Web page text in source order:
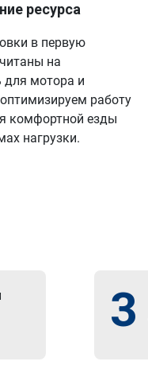
ресурса
в первую
на
для мотора и
работу
комфортной езды
нагрузки.
3